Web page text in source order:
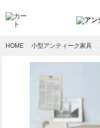
HOME 小型アンティーク家具